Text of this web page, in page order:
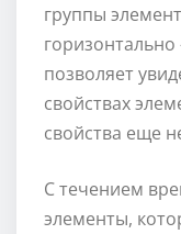
группы
позволяет
свойствах
свойства еще
С течением
элементы,